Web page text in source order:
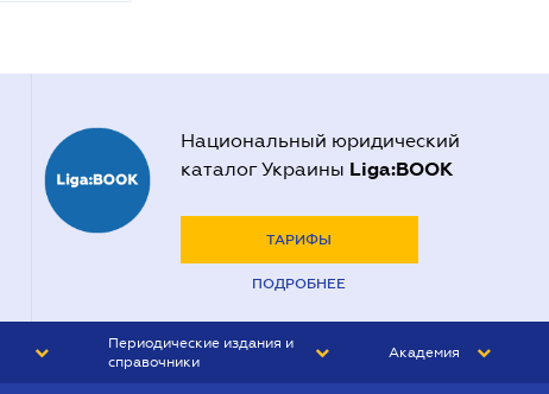
Национальный юридический
каталог Украины Liga:BOOK
ТАРИФЫ
ПОДРОБНЕЕ
Периодические издания и
справочники
Академия